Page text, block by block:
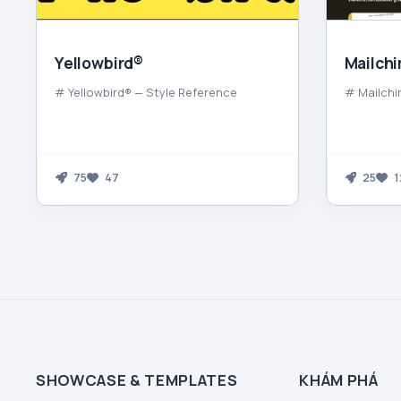
Yellowbird®
# Yellowbird® — Style Reference
75 47
#
25
SHOWCASE & TEMPLATES KHÁM PHÁ